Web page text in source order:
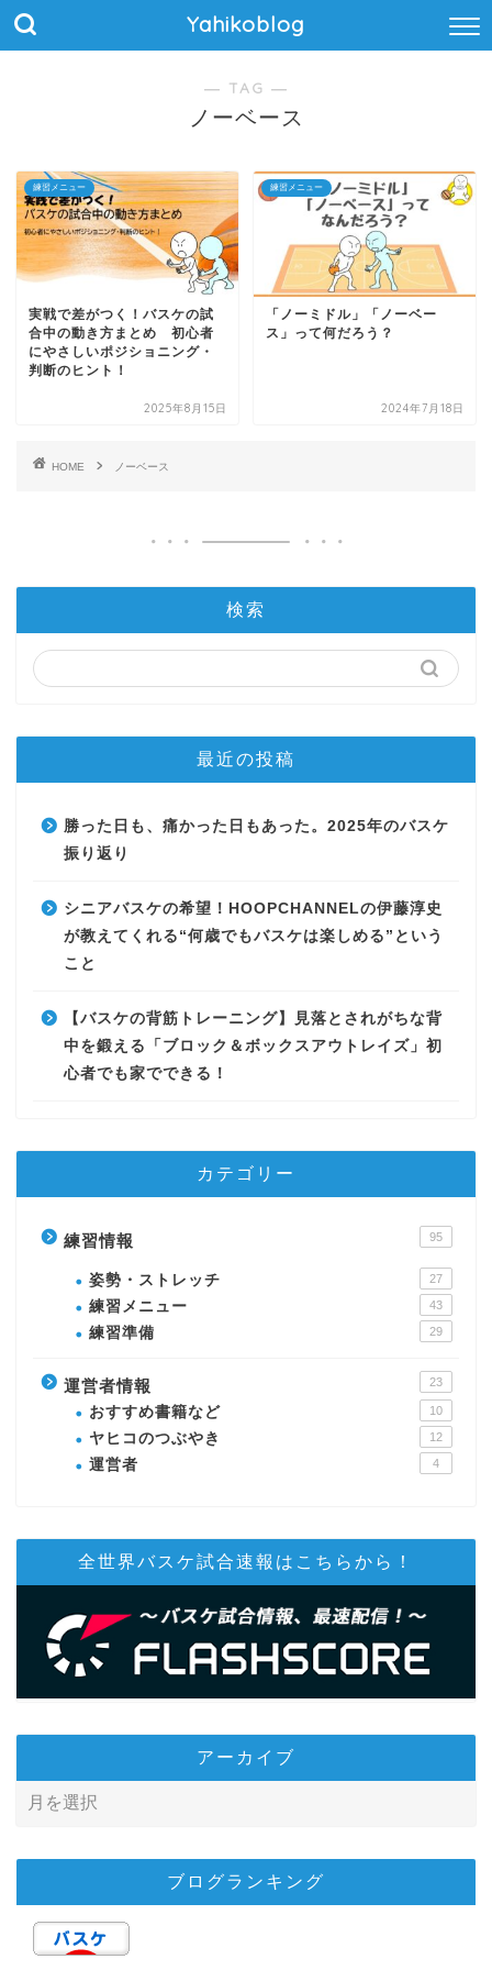
Yahikoblog
― TAG ―
ノーベース
練習メニュー
実戦で差がつく！バスケの試
合中の動き方まとめ 初心者
にやさしいポジショニング・
判断のヒント！
2025年8月15日
練習メニュー
「ノーミドル」「ノーベー
ス」って何だろう？
2024年7月18日
HOME ノーベース
検索
最近の投稿
勝った日も、痛かった日もあった。2025年のバスケ
振り返り
シニアバスケの希望！HOOPCHANNELの伊藤淳史
が教えてくれる“何歳でもバスケは楽しめる”という
こと
【バスケの背筋トレーニング】見落とされがちな背
中を鍛える「ブロック＆ボックスアウトレイズ」初
心者でも家でできる！
カテゴリー
練習情報 95
姿勢・ストレッチ 27
練習メニュー 43
練習準備 29
運営者情報 23
おすすめ書籍など 10
ヤヒコのつぶやき 12
運営者 4
全世界バスケ試合速報はこちらから！
アーカイブ
ブログランキング